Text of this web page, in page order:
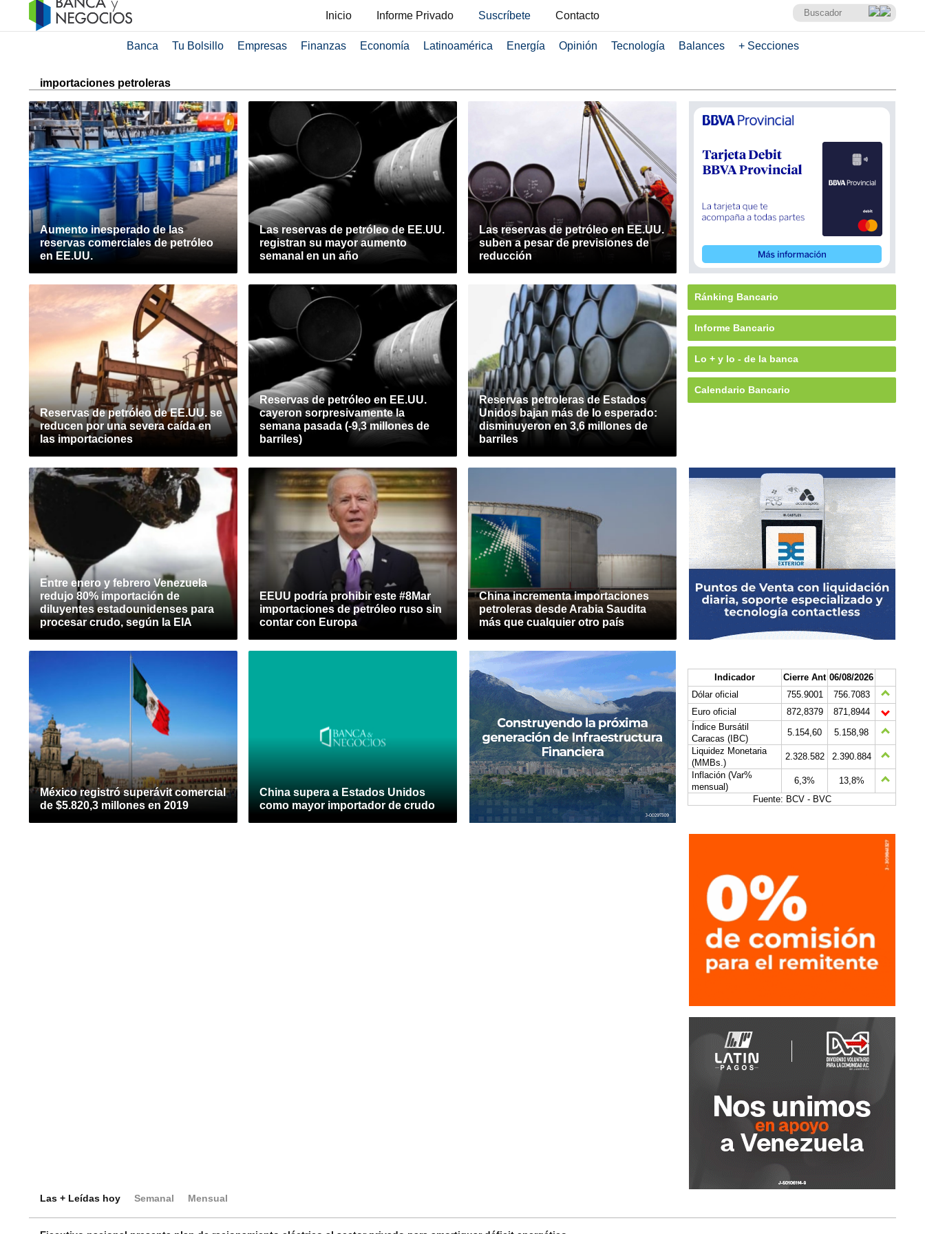
Inicio Informe Privado Suscríbete Contacto
Banca Tu Bolsillo Empresas Finanzas Economía Latinoamérica Energía Opinión Tecnología Balances + Secciones
importaciones petroleras
Aumento inesperado de las
reservas comerciales de petróleo
en EE.UU.
Las reservas de petróleo de EE.UU.
registran su mayor aumento
semanal en un año
Las reservas de petróleo en EE.UU.
suben a pesar de previsiones de
reducción
Reservas de petróleo de EE.UU. se
reducen por una severa caída en
las importaciones
Reservas de petróleo en EE.UU.
cayeron sorpresivamente la
semana pasada (-9,3 millones de
barriles)
Reservas petroleras de Estados
Unidos bajan más de lo esperado:
disminuyeron en 3,6 millones de
barriles
Entre enero y febrero Venezuela
redujo 80% importación de
diluyentes estadounidenses para
procesar crudo, según la EIA
EEUU podría prohibir este #8Mar
importaciones de petróleo ruso sin
contar con Europa
China incrementa importaciones
petroleras desde Arabia Saudita
más que cualquier otro país
México registró superávit comercial
de $5.820,3 millones en 2019
China supera a Estados Unidos
como mayor importador de crudo
Ránking Bancario
Informe Bancario
Lo + y lo - de la banca
Calendario Bancario
Indicador Cierre Ant 06/08/2026
Dólar oficial
755.9001
756.7083
Euro oficial
872,8379
871,8944
Índice Bursátil
Caracas (IBC)
5.154,60
5.158,98
Liquidez Monetaria
(MMBs.)
2.328.582
2.390.884
Inflación (Var%
mensual)
6,3%
13,8%
Fuente: BCV - BVC
Las + Leídas hoy Semanal Mensual